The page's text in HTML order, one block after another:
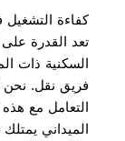
كفاءة التشغيل
تعد القدرة
السكنية ذات
فريق نقل. نحن
التعامل مع
الميداني